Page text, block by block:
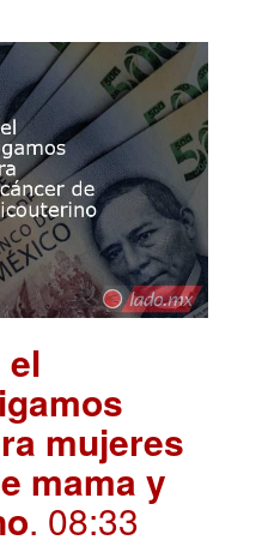
mujeres
mama y
. 08:33